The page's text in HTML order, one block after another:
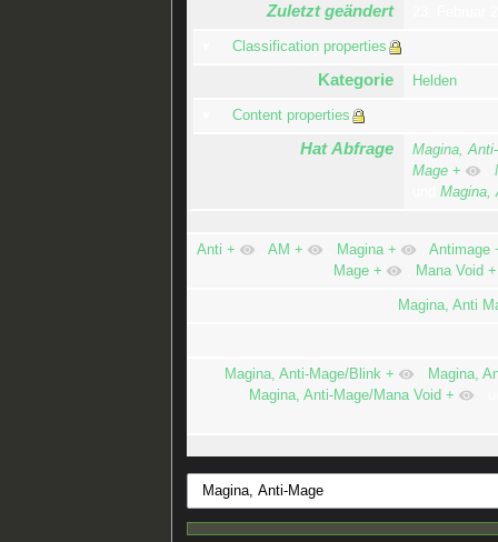
Zuletzt geändert
Classification properties
Kategorie Helden
Content properties
Hat Abfrage
Magina,
Mage +
Magina,
Anti + AM + Magina + Antimage
Mage + Mana Void +
Magina, Anti
Magina, Anti-Mage/Blink +
Magina,
Magina, Anti-Mage/Mana Void +